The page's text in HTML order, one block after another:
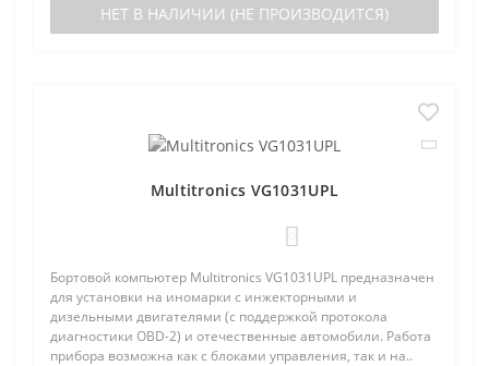
НЕТ В НАЛИЧИИ (НЕ ПРОИЗВОДИТСЯ)
Multitronics VG1031UPL
Бортовой компьютер Multitronics VG1031UPL предназначен
для установки на иномарки с инжекторными и
дизельными двигателями (с поддержкой протокола
диагностики OBD-2) и отечественные автомобили. Работа
прибора возможна как с блоками управления, так и на..